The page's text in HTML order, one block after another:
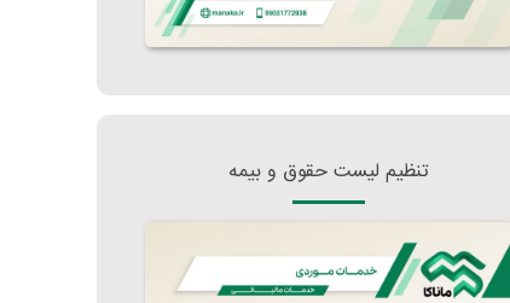
تنظیم لیست حقوق و بیمه